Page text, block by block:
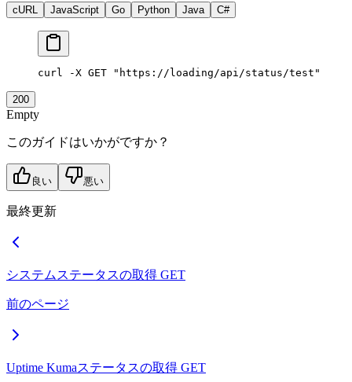
cURL JavaScript Go Python Java C#
curl -X GET "https://loading/api/status/test"
200
Empty
このガイドはいかがですか？
良い 悪い
最終更新
システムステータスの取得 GET
前のページ
Uptime Kumaステータスの取得 GET